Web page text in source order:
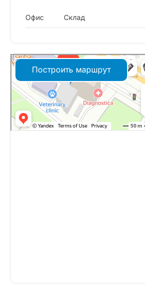
Офис Склад
Построить маршрут